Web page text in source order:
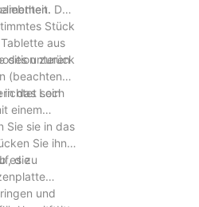
Der
Stück
aus
zurück
des unteren
(beachten
sein
in das Loch
einem
Sie sie in das
Sie ihn
die
es zu
und